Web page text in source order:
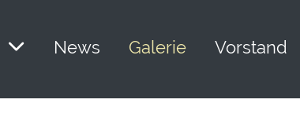
News Galerie Vorstand